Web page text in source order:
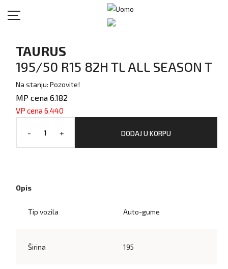
TAURUS
195/50 R15 82H TL ALL SEASON T
Na stanju: Pozovite!
MP cena 6.182
VP cena 6.440
- + DODAJ U KORPU
Opis
Tip vozila Auto-gume
Širina 195